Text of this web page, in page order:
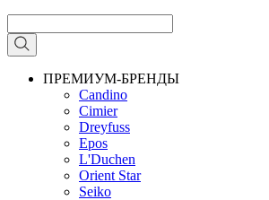
ПРЕМИУМ-БРЕНДЫ
Candino
Cimier
Dreyfuss
Epos
L'Duchen
Orient Star
Seiko